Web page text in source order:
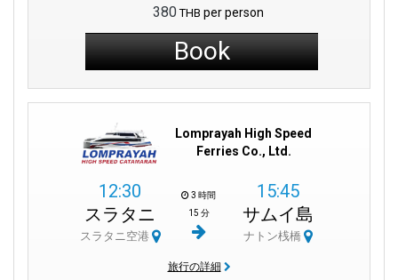
380 THB per person
Book
Lomprayah High Speed
Ferries Co., Ltd.
12:30
スラタニ
スラタニ空港
3 時間
15 分
15:45
サムイ島
ナトン桟橋
旅行の詳細